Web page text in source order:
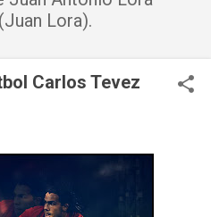
Lora).
Carlos Tevez